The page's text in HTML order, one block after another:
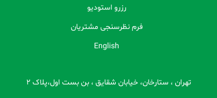
رزرو استودیو
فرم نظرسنجی مشتریان
English
تهران ، ستارخان، خیابان شقایق ، بن بست اول،پلاک 2